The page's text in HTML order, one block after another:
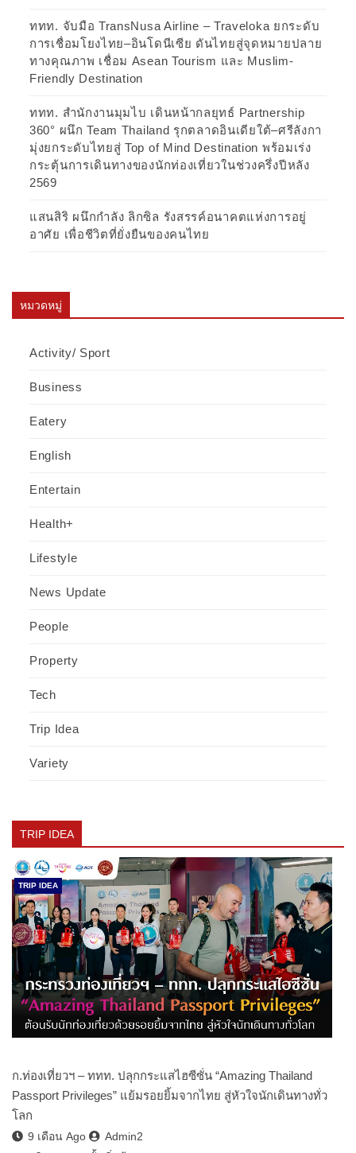
ททท. จับมือ TransNusa Airline – Traveloka ยกระดับ
การเชื่อมโยงไทย–อินโดนีเซีย ดันไทยสู่จุดหมายปลาย
ทางคุณภาพ เชื่อม Asean Tourism และ Muslim-
Friendly Destination
ททท. สำนักงานมุมไบ เดินหน้ากลยุทธ์ Partnership
360° ผนึก Team Thailand รุกตลาดอินเดียใต้–ศรีลังกา
มุ่งยกระดับไทยสู่ Top of Mind Destination พร้อมเร่ง
กระตุ้นการเดินทางของนักท่องเที่ยวในช่วงครึ่งปีหลัง
2569
แสนสิริ ผนึกกำลัง ลิกซิล รังสรรค์อนาคตแห่งการอยู่
อาศัย เพื่อชีวิตที่ยั่งยืนของคนไทย
หมวดหมู่
Activity/ Sport
Business
Eatery
English
Entertain
Health+
Lifestyle
News Update
People
Property
Tech
Trip Idea
Variety
TRIP IDEA
TRIP IDEA
ก.ท่องเที่ยวฯ – ททท. ปลุกกระแสไฮซีซั่น “Amazing Thailand
Passport Privileges” แย้มรอยยิ้มจากไทย สู่หัวใจนักเดินทางทั่ว
โลก
9 เดือน Ago
Admin2